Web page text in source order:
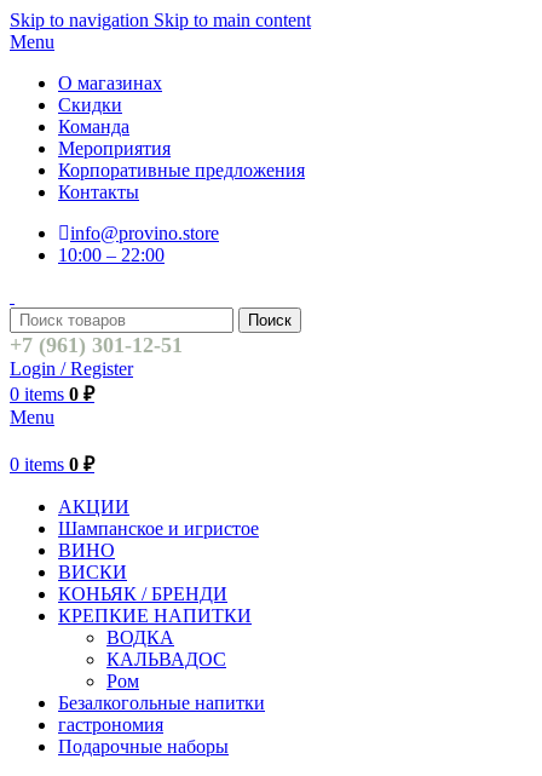
Skip to navigation Skip to main content
Menu
О магазинах
Скидки
Команда
Мероприятия
Корпоративные предложения
Контакты
info@provino.store
10:00 – 22:00
Поиск
+7 (961) 301-12-51
Login / Register
0 items 0 ₽
Menu
0 items 0 ₽
АКЦИИ
Шампанское и игристое
ВИНО
ВИСКИ
КОНЬЯК / БРЕНДИ
КРЕПКИЕ НАПИТКИ
ВОДКА
КАЛЬВАДОС
Ром
Безалкогольные напитки
гастрономия
Подарочные наборы